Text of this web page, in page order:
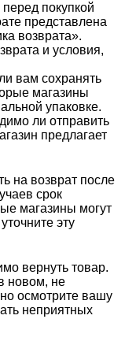
покупкой
представлена
возврата».
и условия,
вам сохранять
магазины
упаковке.
ли отправить
предлагает
на возврат после
срок
магазины могут
эту
вернуть товар.
новом, не
осмотрите вашу
неприятных